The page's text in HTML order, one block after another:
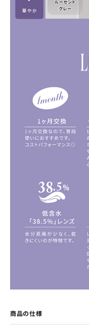
商品の仕様